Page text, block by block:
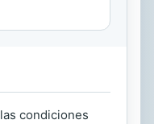
condiciones